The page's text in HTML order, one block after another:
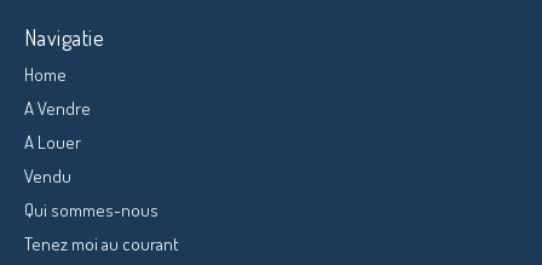
Navigatie
Home
A Vendre
A Louer
Vendu
Qui sommes-nous
Tenez moi au courant